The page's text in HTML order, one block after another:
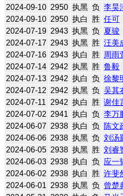
2024-09-10 2950 执黑 负 李昊
2024-09-10 2950 执白 胜 任可
2024-07-19 2943 执黑 负 夏骏
2024-07-17 2943 执黑 胜 汪美
2024-07-16 2943 执白 胜 周雨
2024-07-14 2942 执黑 胜 鲁毅
2024-07-13 2942 执白 负 徐黎
2024-07-12 2942 执黑 负 吴其
2024-07-11
2942 执白 胜 谢佳
2024-07-02 2941 执白 负 李万
2024-06-07 2938 执白 负 陈文
2024-06-06 2938 执黑 负 刘汤
2024-06-05 2938 执黑 胜 刘睿
2024-06-03 2938 执白 负 应一
2024-06-02 2938 执白 胜 许斐
2024-06-01 2938 执黑 负 曾楚